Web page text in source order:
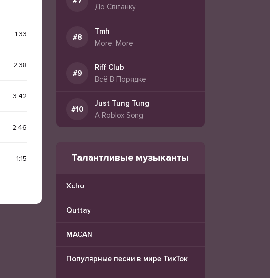
1:33
2:38
3:42
2:46
1:15
До Світанку
Tmh
More, More
Riff Club
Всё В Порядке
Just Tung Tung
A Roblox Song
Талантливые музыканты
Xcho
Quttay
MACAN
Популярные песни в мире ТикТок